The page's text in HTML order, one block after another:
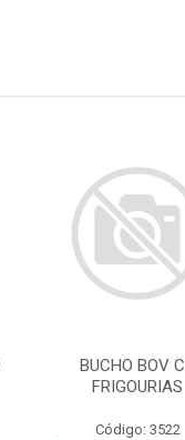
BUCHO BOV
FRIGOURIAS
Código: 3522